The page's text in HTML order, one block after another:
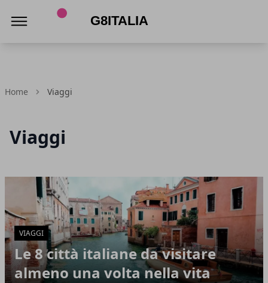
Home Viaggi
Viaggi
Articoli in Evidenza
VIAGGI
Le 8 città italiane da visitare
almeno una volta nella vita